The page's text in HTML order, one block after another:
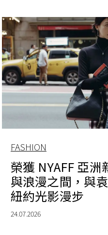
FASHION
榮獲 NYAFF 亞
與浪漫之間，與
紐約光影漫步
24.07.2026